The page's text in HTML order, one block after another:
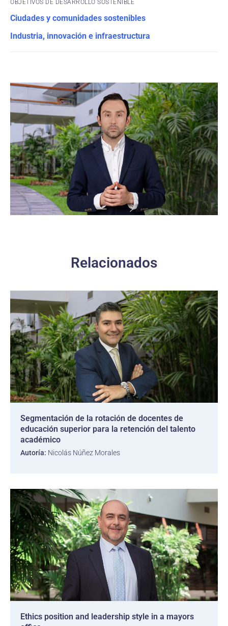
OBJETIVOS DE DESARROLLO SOSTENIBLE
Ciudades y comunidades sostenibles
Industria, innovación e infraestructura
Relacionados
Segmentación de la rotación de docentes de
educación superior para la retención del talento
académico
Autoría: Nicolás Núñez Morales
Ethics position and leadership style in a mayors